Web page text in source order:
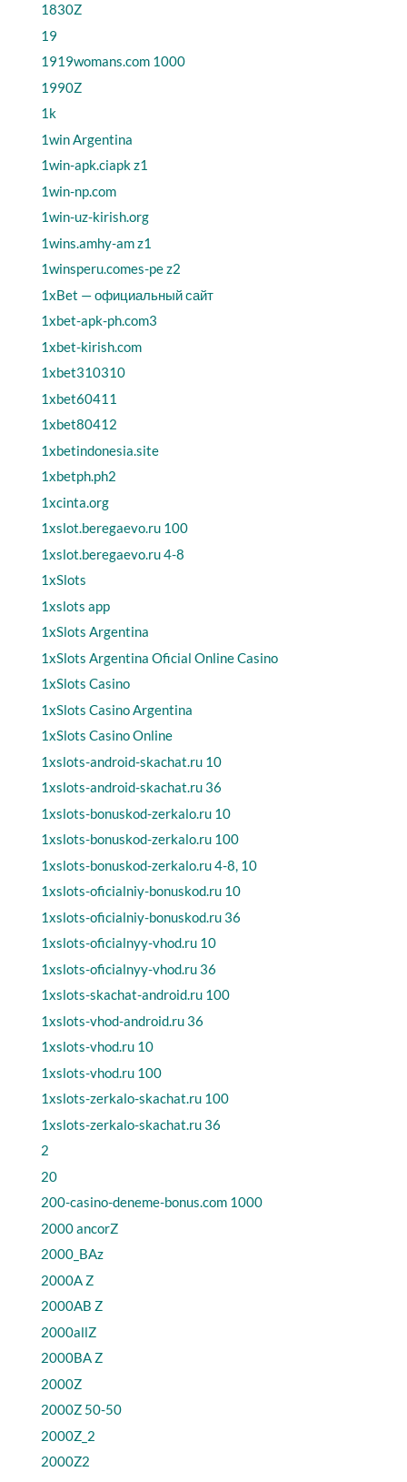
1830Z
19
1919womans.com 1000
1990Z
1k
1win Argentina
1win-apk.ciapk z1
1win-np.com
1win-uz-kirish.org
1wins.amhy-am z1
1winsperu.comes-pe z2
1xBet — официальный сайт
1xbet-apk-ph.com3
1xbet-kirish.com
1xbet310310
1xbet60411
1xbet80412
1xbetindonesia.site
1xbetph.ph2
1xcinta.org
1xslot.beregaevo.ru 100
1xslot.beregaevo.ru 4-8
1xSlots
1xslots app
1xSlots Argentina
1xSlots Argentina Oficial Online Casino
1xSlots Casino
1xSlots Casino Argentina
1xSlots Casino Online
1xslots-android-skachat.ru 10
1xslots-android-skachat.ru 36
1xslots-bonuskod-zerkalo.ru 10
1xslots-bonuskod-zerkalo.ru 100
1xslots-bonuskod-zerkalo.ru 4-8, 10
1xslots-oficialniy-bonuskod.ru 10
1xslots-oficialniy-bonuskod.ru 36
1xslots-oficialnyy-vhod.ru 10
1xslots-oficialnyy-vhod.ru 36
1xslots-skachat-android.ru 100
1xslots-vhod-android.ru 36
1xslots-vhod.ru 10
1xslots-vhod.ru 100
1xslots-zerkalo-skachat.ru 100
1xslots-zerkalo-skachat.ru 36
2
20
200-casino-deneme-bonus.com 1000
2000 ancorZ
2000_BAz
2000A Z
2000AB Z
2000allZ
2000BA Z
2000Z
2000Z 50-50
2000Z_2
2000Z2